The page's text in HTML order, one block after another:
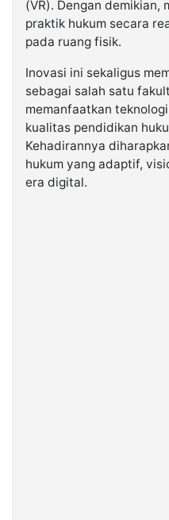
(VR). Dengan
praktik hukum secara
pada ruang fisik.
Inovasi ini sekaligus
sebagai salah satu
memanfaatkan
kualitas pendidikan
Kehadirannya
hukum yang adaptif,
era digital.